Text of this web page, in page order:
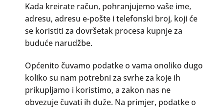
Kada kreirate račun, pohranjujemo vaše ime,
adresu, adresu e-pošte i telefonski broj, koji će
se koristiti za dovršetak procesa kupnje za
buduće narudžbe.
Općenito čuvamo podatke o vama onoliko dugo
koliko su nam potrebni za svrhe za koje ih
prikupljamo i koristimo, a zakon nas ne
obvezuje čuvati ih duže. Na primjer, podatke o